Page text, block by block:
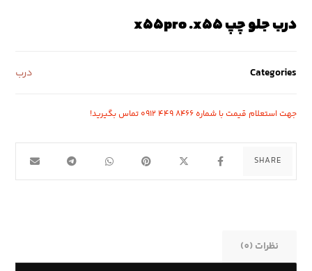
درب جلو چپ x55pro .x55
Categories درب
جهت استعلام قیمت با شماره ۸۴۶۶ ۴۴۹ ۰۹۱۲ تماس بگیرید!
نظرات (0)